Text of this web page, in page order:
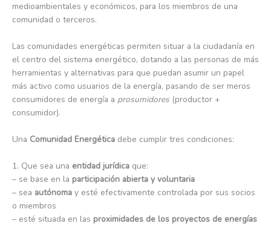
medioambientales y económicos, para los miembros de una
comunidad o terceros.
Las comunidades energéticas permiten situar a la ciudadanía en
el centro del sistema energético, dotando a las personas de más
herramientas y alternativas para que puedan asumir un papel
más activo como usuarios de la energía, pasando de ser meros
consumidores de energía a prosumidores (productor +
consumidor).
Una Comunidad Energética debe cumplir tres condiciones:
1. Que sea una entidad jurídica que:
– se base en la participación abierta y voluntaria
– sea autónoma y esté efectivamente controlada por sus socios
o miembros
– esté situada en las proximidades de los proyectos de energías